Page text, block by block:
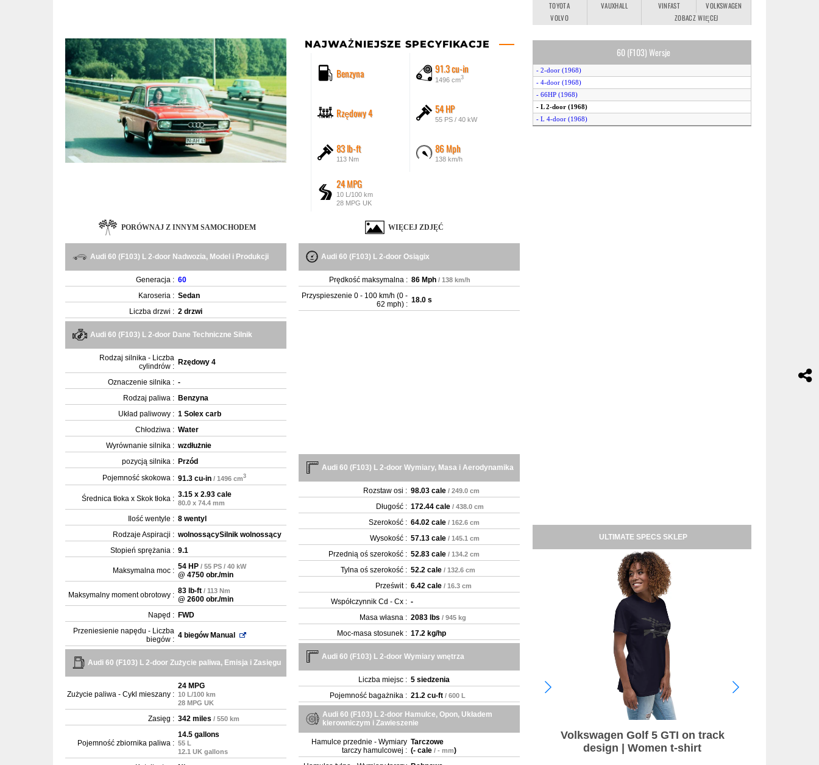
NAJWAŻNIEJSZE SPECYFIKACJE
Benzyna 91.3 cu-in
1496 cm3
Rzędowy 4 54 HP
55 PS / 40 kW
83 lb-ft
113 Nm
86 Mph
138 km/h
24 MPG
10 L/100 km
28 MPG UK
PORÓWNAJ Z INNYM SAMOCHODEM WIĘCEJ ZDJĘĆ
Audi 60 (F103) L 2-door Nadwozia, Model i Produkcji
Generacja : 60
Karoseria : Sedan
Liczba drzwi : 2 drzwi
Audi 60 (F103) L 2-door Dane Techniczne Silnik
Rodzaj silnika - Liczba
cylindrów : Rzędowy 4
Oznaczenie silnika : -
Rodzaj paliwa : Benzyna
Układ paliwowy : 1 Solex carb
Chłodziwa : Water
Wyrównanie silnika : wzdłużnie
pozycją silnika : Przód
Pojemność skokowa : 91.3 cu-in / 1496 cm3
Średnica tłoka x Skok tłoka : 3.15 x 2.93 cale
80.0 x 74.4 mm
Ilość wentyle : 8 wentyl
Rodzaje Aspiracji : wolnossącySilnik wolnossący
Stopień sprężania : 9.1
Maksymalna moc : 54 HP / 55 PS / 40 kW
@ 4750 obr./min
Maksymalny moment obrotowy : 83 lb-ft / 113 Nm
@ 2600 obr./min
Napęd : FWD
Przeniesienie napędu - Liczba
biegów : 4 biegów Manual
Audi 60 (F103) L 2-door Zużycie paliwa, Emisja i Zasięgu
Zużycie paliwa - Cykl mieszany :
24 MPG
10 L/100 km
28 MPG UK
Zasięg : 342 miles / 550 km
Pojemność zbiornika paliwa :
14.5 gallons
55 L
12.1 UK gallons
Audi 60 (F103) L 2-door Osiągix
Prędkość maksymalna : 86 Mph / 138 km/h
Przyspieszenie 0 - 100 km/h (0 -
62 mph) : 18.0 s
Audi 60 (F103) L 2-door Wymiary, Masa i Aerodynamika
Rozstaw osi : 98.03 cale / 249.0 cm
Długość : 172.44 cale / 438.0 cm
Szerokość : 64.02 cale / 162.6 cm
Wysokość : 57.13 cale / 145.1 cm
Przednią oś szerokość : 52.83 cale / 134.2 cm
Tylna oś szerokość : 52.2 cale / 132.6 cm
Prześwit : 6.42 cale / 16.3 cm
Współczynnik Cd - Cx : -
Masa własna : 2083 lbs / 945 kg
Moc-masa stosunek : 17.2 kg/hp
Audi 60 (F103) L 2-door Wymiary wnętrza
Liczba miejsc : 5 siedzenia
Pojemność bagażnika : 21.2 cu-ft / 600 L
Audi 60 (F103) L 2-door Hamulce, Opon, Układem
kierowniczym i Zawieszenie
Hamulce przednie - Wymiary
tarczy hamulcowej :
Tarczowe
(- cale / - mm)
TOYOTA
VAUXHALL VINFAST
VOLKSWAGEN
VOLVO
ZOBACZ WIĘCEJ
60 (F103) Wersje
- 2-door (1968)
- 4-door (1968)
- 66HP (1968)
- L 2-door (1968)
- L 4-door (1968)
ULTIMATE SPECS SKLEP